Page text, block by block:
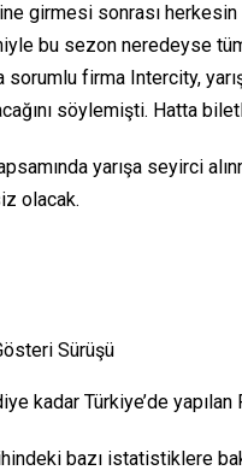
girmesi sonrası
bu sezon neredeyse
sorumlu firma Intercity,
söylemişti. Hatta
yarışa seyirci
olacak.
Sürüşü
kadar Türkiye’de yapılan
bazı istatistiklere